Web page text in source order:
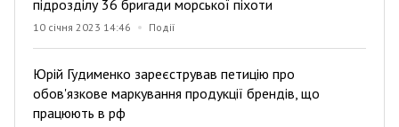
підрозділу 36 бригади морської піхоти
10 січня 2023 14:46 Події
Юрій Гудименко зареєстрував петицію про
обов'язкове маркування продукції брендів, що
працюють в рф